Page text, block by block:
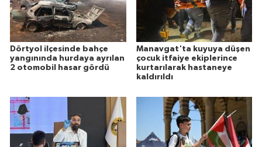
Dörtyol ilçesinde bahçe
yangınında hurdaya ayrılan
2 otomobil hasar gördü
Manavgat'ta kuyuya düşen
çocuk itfaiye ekiplerince
kurtarılarak hastaneye
kaldırıldı